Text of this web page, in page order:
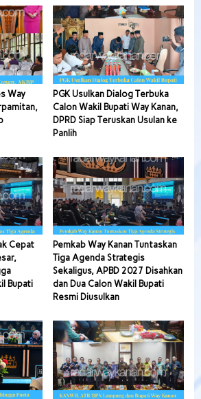
Way
PGK Usulkan Dialog Terbuka
Calon Wakil Bupati Way Kanan,
DPRD Siap Teruskan Usulan ke
Panlih
Cepat
Bupati
Pemkab Way Kanan Tuntaskan
Tiga Agenda Strategis
Sekaligus, APBD 2027 Disahkan
dan Dua Calon Wakil Bupati
Resmi Diusulkan